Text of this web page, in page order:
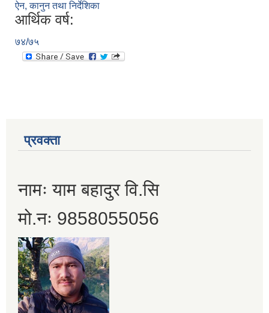
ऐन, कानुन तथा निर्देशिका
आर्थिक वर्ष:
७४/७५
प्रवक्ता
नामः याम बहादुर वि.सि
मो.नः 9858055056